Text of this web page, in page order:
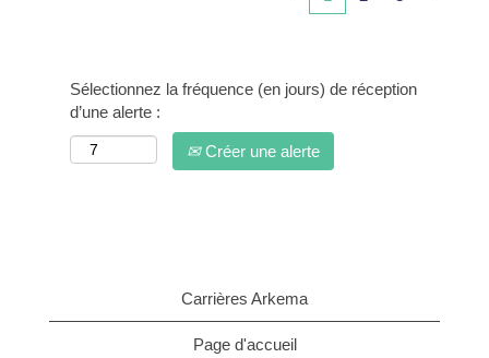
Sélectionnez la fréquence (en jours) de réception
d’une alerte :
Créer une alerte
Carrières Arkema
Page d'accueil